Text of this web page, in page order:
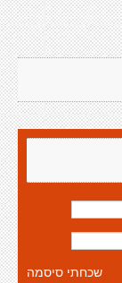
שכחתי סיסמה